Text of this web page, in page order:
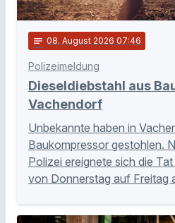
notes 08. August 2026 07:46
Polizeimeldung
Dieseldiebstahl aus
Vachendorf
Unbekannte haben in
Baukompressor gestohlen.
Polizei ereignete sich die
von Donnerstag auf Freitag